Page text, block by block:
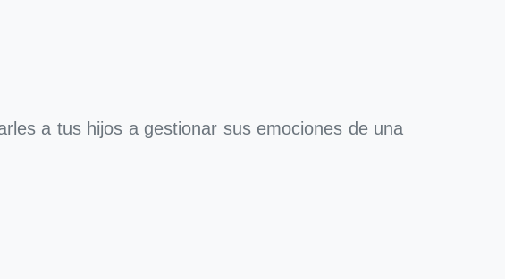
a tus hijos a gestionar sus emociones de una